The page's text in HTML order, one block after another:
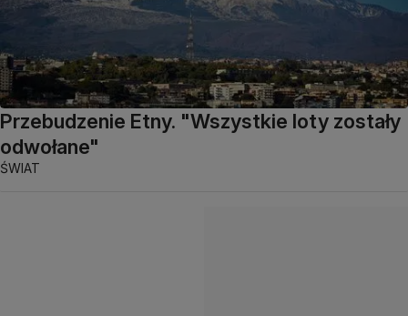
Przebudzenie Etny. "Wszystkie loty zostały
odwołane"
ŚWIAT